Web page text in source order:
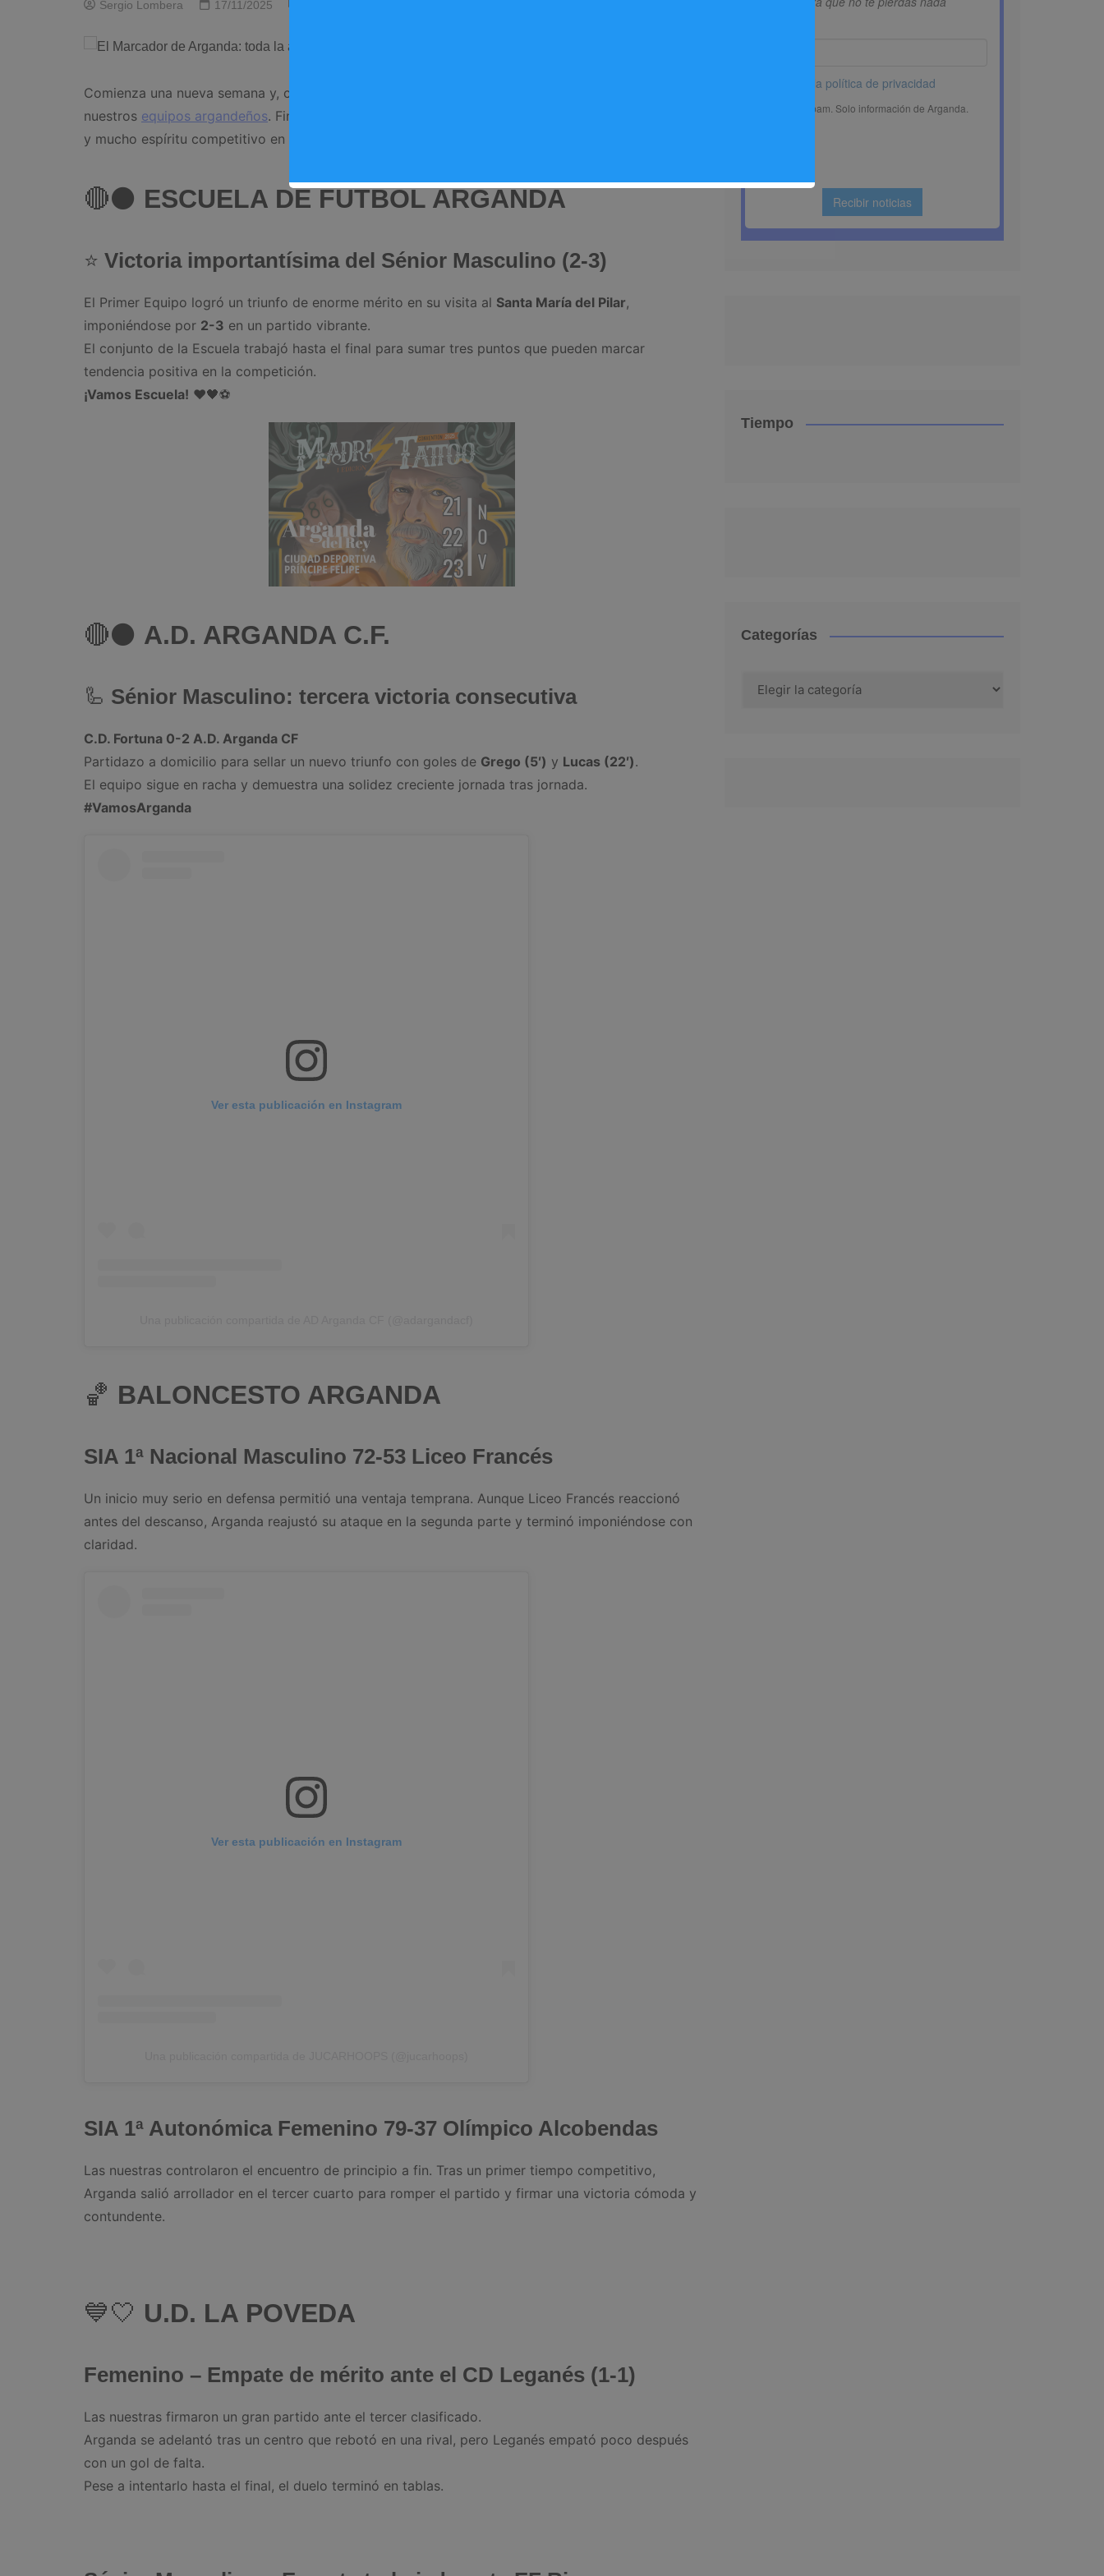
Sergio Lombera 17/11/2025
Comienza una nueva semana y, como cada lunes, recopilamos los resultados y el rendimiento de
nuestros equipos argandeños. Fin de semana intenso, con grandes victorias, empates importantes
y mucho espíritu competitivo en cada categoría.
🔴⚫ ESCUELA DE FÚTBOL ARGANDA
⭐ Victoria importantísima del Sénior Masculino (2-3)
El Primer Equipo logró un triunfo de enorme mérito en su visita al Santa María del Pilar,
imponiéndose por 2-3 en un partido vibrante.
El conjunto de la Escuela trabajó hasta el final para sumar tres puntos que pueden marcar
tendencia positiva en la competición.
¡Vamos Escuela! ❤️🖤⚽
🔴⚫ A.D. ARGANDA C.F.
🦾 Sénior Masculino: tercera victoria consecutiva
C.D. Fortuna 0-2 A.D. Arganda CF
Partidazo a domicilio para sellar un nuevo triunfo con goles de Grego (5′) y Lucas (22′).
El equipo sigue en racha y demuestra una solidez creciente jornada tras jornada.
#VamosArganda
Ver esta publicación en Instagram
🏀 BALONCESTO ARGANDA
SIA 1ª Nacional Masculino 72-53 Liceo Francés
Un inicio muy serio en defensa permitió una ventaja temprana. Aunque Liceo Francés reaccionó
antes del descanso, Arganda reajustó su ataque en la segunda parte y terminó imponiéndose con
claridad.
Ver esta publicación en Instagram
SIA 1ª Autonómica Femenino 79-37 Olímpico Alcobendas
Las nuestras controlaron el encuentro de principio a fin. Tras un primer tiempo competitivo,
Arganda salió arrollador en el tercer cuarto para romper el partido y firmar una victoria cómoda y
contundente.
💙🤍 U.D. LA POVEDA
Femenino – Empate de mérito ante el CD Leganés (1-1)
Las nuestras firmaron un gran partido ante el tercer clasificado.
Arganda se adelantó tras un centro que rebotó en una rival, pero Leganés empató poco después
con un gol de falta.
Pese a intentarlo hasta el final, el duelo terminó en tablas.
Tiempo
Categorías